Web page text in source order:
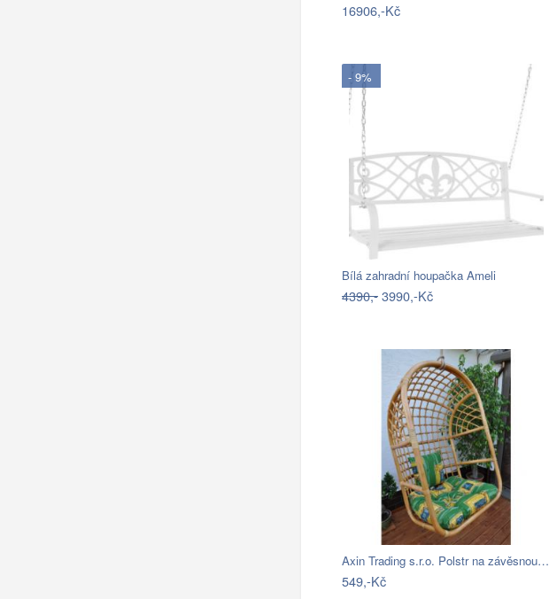
16906,-Kč
- 9%
Bílá zahradní houpačka Ameli
4390,-3990,-Kč
Axin Trading s.r.o. Polstr na závěsnou…
549,-Kč